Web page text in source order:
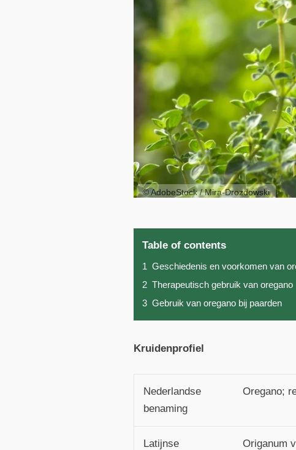
© AdobeStock / Mira-Drozdowski
Table of contents
1 Geschiedenis en voorkomen van
2 Therapeutisch gebruik van oregano
3 Gebruik van oregano bij paarden
Kruidenprofiel
Nederlandse
benaming
Oregano;
Latijnse
Origanum